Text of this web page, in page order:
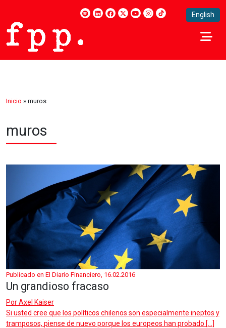
English
Inicio » muros
muros
Publicado en El Diario Financiero, 16.02.2016
Un grandioso fracaso
PorAxel Kaiser
Si usted cree que los políticos chilenos son especialmente ineptos y
tramposos, piense de nuevo porque los europeos han probado […]